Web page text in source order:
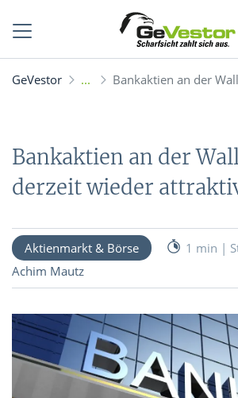
GeVestor Bankaktien an der
Bankaktien an der
derzeit wieder
Aktienmarkt & Börse
1 min |
Achim Mautz